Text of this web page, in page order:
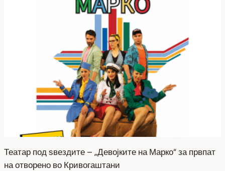
Театар под ѕвездите – „Девојките на Марко“ за првпат
на отворено во Кривогаштани